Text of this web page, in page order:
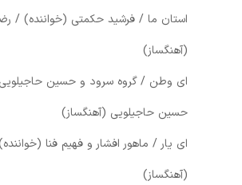
استان ما / فرشید حکمتی (خواننده) /
(آهنگساز)
ای وطن / گروه سرود و حسین
حسین حاجیلویی (آهنگساز)
ای یار / ماهور افشار و فهیم فنا
(آهنگساز)